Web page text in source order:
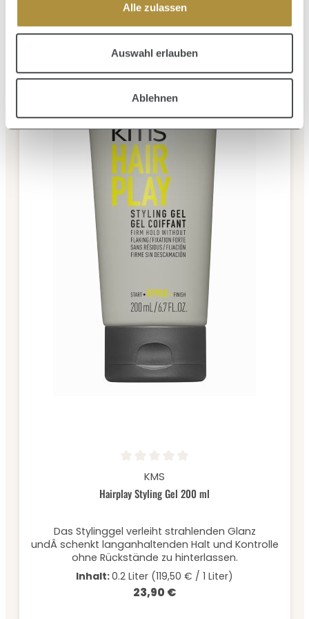
Alle zulassen
Auswahl erlauben
Ablehnen
Durchschnittliche Bewertung von 0 von 5 Sternen
KMS
Hairplay Styling Gel 200 ml
Das Stylinggel verleiht strahlenden Glanz
undÂ schenkt langanhaltenden Halt und Kontrolle
ohne Rückstände zu hinterlassen.
Inhalt:0.2 Liter (119,50 € / 1 Liter)
Regulärer Preis:
23,90 €